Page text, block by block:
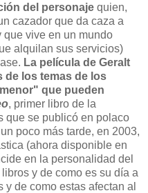
del personaje quien,
cazador que da caza a
que vive en un mundo
alquilan sus servicios)
La película de Geralt
de los temas de los
que pueden
, primer libro de la
que se publicó en polaco
poco más tarde, en 2003,
(ahora disponible en
en la personalidad del
y de como es su día a
de como estas afectan al